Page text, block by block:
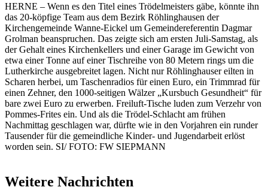
HERNE – Wenn es den Titel eines Trödelmeisters gäbe, könnte ihn
das 20-köpfige Team aus dem Bezirk Röhlinghausen der
Kirchengemeinde Wanne-Eickel um Gemeindereferentin Dagmar
Grolman beanspruchen. Das zeigte sich am ersten Juli-Samstag, als
der Gehalt eines Kirchenkellers und einer Garage im Gewicht von
etwa einer Tonne auf einer Tischreihe von 80 Metern rings um die
Lutherkirche ausgebreitet lagen. Nicht nur Röhlinghauser eilten in
Scharen herbei, um Taschenradios für einen Euro, ein Trimmrad für
einen Zehner, den 1000-seitigen Wälzer „Kursbuch Gesundheit“ für
bare zwei Euro zu erwerben. Freiluft-Tische luden zum Verzehr von
Pommes-Frites ein. Und als die Trödel-Schlacht am frühen
Nachmittag geschlagen war, dürfte wie in den Vorjahren ein runder
Tausender für die gemeindliche Kinder- und Jugendarbeit erlöst
worden sein. SI/ FOTO: FW SIEPMANN
Weitere Nachrichten